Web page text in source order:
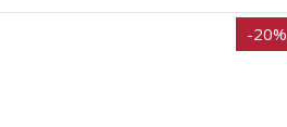
-20%